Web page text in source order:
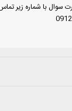
سوال با شماره زیر